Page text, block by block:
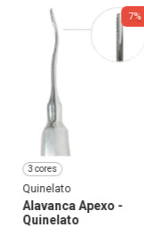
7%
3 cores
Quinelato
Alavanca Apexo -
Quinelato